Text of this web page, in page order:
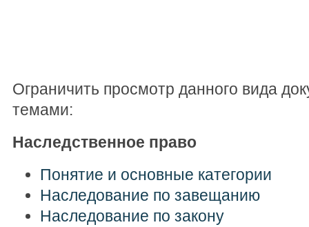
Ограничить просмотр данного вида
темами:
Наследственное право
Понятие и основные категории
Наследование по завещанию
Наследование по закону